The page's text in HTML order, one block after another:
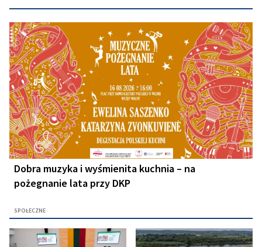
Dobra muzyka i wyśmienita kuchnia – na
pożegnanie lata przy DKP
SPOŁECZNE